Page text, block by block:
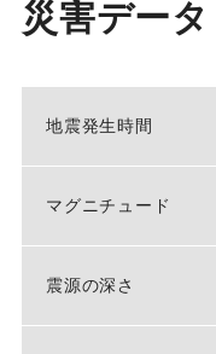
災害データ
地震発生時間
マグニチュード
震源の深さ